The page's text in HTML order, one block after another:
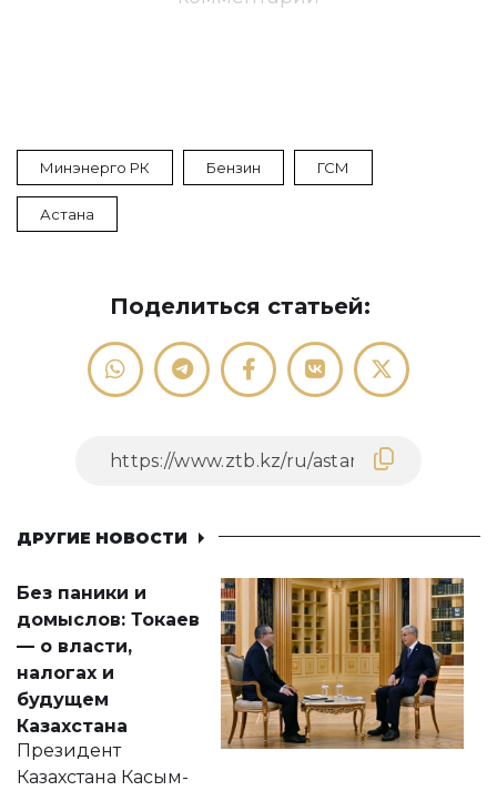
Минэнерго РК Бензин ГСМ
Астана
Поделиться статьей:
ДРУГИЕ НОВОСТИ
Без паники и
домыслов: Токаев
— о власти,
налогах и
будущем
Казахстана
Президент
Казахстана Касым-